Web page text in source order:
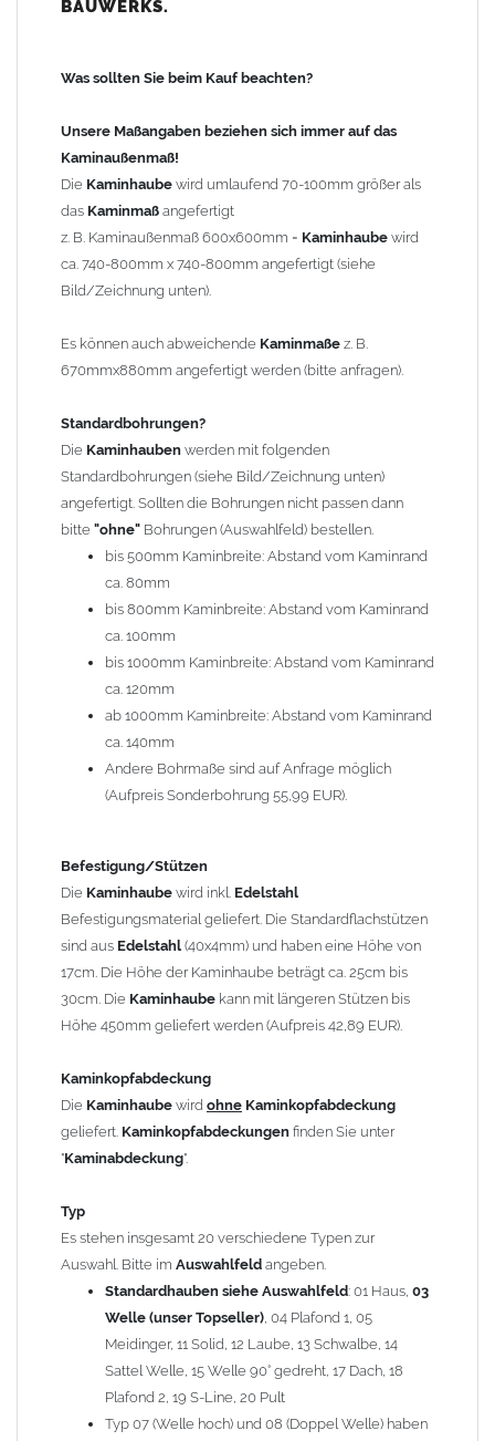
100mm
120mm
140mm
Andere Bohrmaße sind auf Anfrage möglich (Aufpreis
Sonderbohrung 55,99 EUR).
Befestigung/Stützen
Kaminhaubewird inkl. EdelstahlBefestigungsmaterial
geliefert. Die Standardflachstützen sind aus
beträgt ca. 25cm bis 30cm. DieKaminhaubekann mit längeren
Stützen bis Höhe 450mm geliefert werden (Aufpreis 42,89 EUR).
Kaminkopfabdeckung
Kaminhaubewirdohne Kaminkopfabdeckung
Kaminkopfabdeckungenfinden Sie unter "Kaminabdeckung
Es stehen insgesamt 20 verschiedene Typen zur Auswahl. Bitte
Auswahlfeldangeben.
Standardhauben siehe Auswahlfeld: 01 Haus,03 Welle
(unser Topseller)
Laube, 13 Schwalbe, 14 Sattel Welle, 15 Welle 90° gedreht,
17 Dach, 18 Plafond 2, 19 S-Line, 20 Pult
Typ 07 (Welle hoch) und 08 (Doppel Welle) haben einen
Aufpreis von 20% (bitte anfragen - Bestellung nicht über
Shop möglich).
Die Typen 02 (Bogen), 06 (Krempe), 09 (Pagode), 10
1,5mm hergestellt (Preis auf Anfrage = ca. 2-3-fache vom
1,5mm Standardpreis)
allgemeine Informationen:
Ab einer Kaminlängevon 1200mm werden 6
Kaminstützengeliefert.
Bei der Kombination mitWetterfahneundKaminbreite
angefertigt.
DieKaminhaubekann mitklappbaren Stützen
für 4 Stützen = 96,89 EUR, Länge ab 1200mm 6 Stützen =
145,39 EUR) geliefert werden.
Ihrem zuständigen
Hinweis: FürKaminhaubenundKaminabdeckungenkönnen wir
Nachnahme anbieten!
Lieferzeit: ca. 1-2 Wochen nach Zahlungseingang
Sonderanfertigung: Die Kaminhaube wird kundenspezifisch
BAUWERKS.
Was sollten Sie beim Kauf beachten?
Unsere Maßangaben beziehen sich immer auf das
Kaminaußenmaß!
Die Kaminhaube wird umlaufend 70-100mm größer als
das Kaminmaß angefertigt
z. B. Kaminaußenmaß 600x600mm = Kaminhaube wird
ca. 740-800mm x 740-800mm angefertigt (siehe
Bild/Zeichnung unten).
Es können auch abweichende Kaminmaße z. B.
670mmx880mm angefertigt werden (bitte anfragen).
Standardbohrungen?
Die Kaminhauben werden mit folgenden
Standardbohrungen (siehe Bild/Zeichnung unten)
angefertigt. Sollten die Bohrungen nicht passen dann
bitte "ohne" Bohrungen (Auswahlfeld) bestellen.
bis 500mm Kaminbreite: Abstand vom Kaminrand
ca. 80mm
bis 800mm Kaminbreite: Abstand vom Kaminrand
ca. 100mm
bis 1000mm Kaminbreite: Abstand vom Kaminrand
ca. 120mm
ab 1000mm Kaminbreite: Abstand vom Kaminrand
ca. 140mm
Andere Bohrmaße sind auf Anfrage möglich
(Aufpreis Sonderbohrung 55,99 EUR).
Befestigung/Stützen
Die Kaminhaube wird inkl. Edelstahl
Befestigungsmaterial geliefert. Die Standardflachstützen
sind aus Edelstahl (40x4mm) und haben eine Höhe von
17cm. Die Höhe der Kaminhaube beträgt ca. 25cm bis
30cm. Die Kaminhaube kann mit längeren Stützen bis
Höhe 450mm geliefert werden (Aufpreis 42,89 EUR).
Kaminkopfabdeckung
Die Kaminhaube wird ohne Kaminkopfabdeckung
geliefert. Kaminkopfabdeckungen finden Sie unter
"Kaminabdeckung".
Typ
Es stehen insgesamt 20 verschiedene Typen zur
Auswahl. Bitte im Auswahlfeld angeben.
Standardhauben siehe Auswahlfeld: 01 Haus, 03
Welle (unser Topseller), 04 Plafond 1, 05
Meidinger, 11 Solid, 12 Laube, 13 Schwalbe, 14
Sattel Welle, 15 Welle 90° gedreht, 17 Dach, 18
Plafond 2, 19 S-Line, 20 Pult
Typ 07 (Welle hoch) und 08 (Doppel Welle) haben